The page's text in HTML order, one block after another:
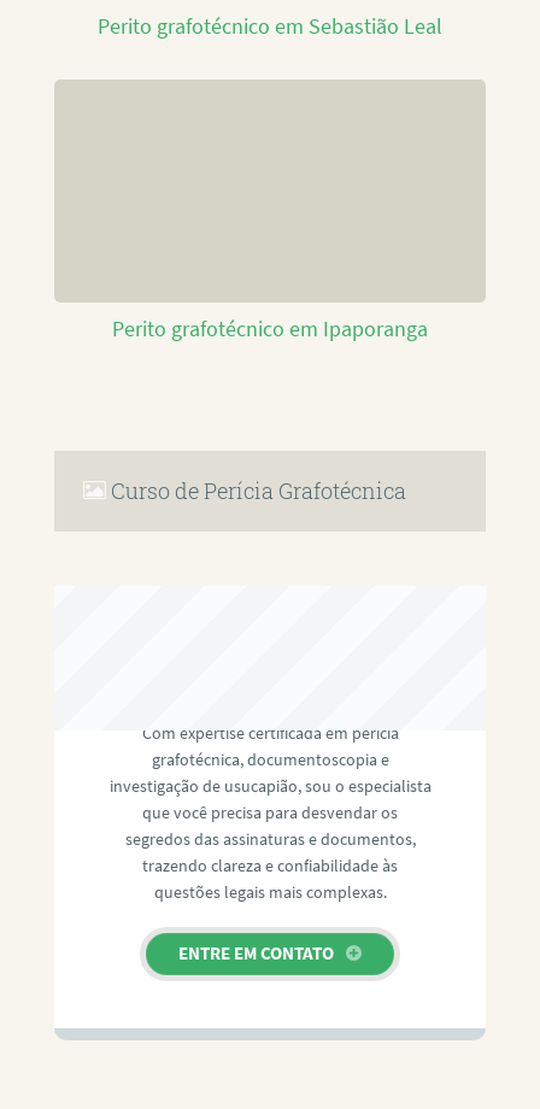
Perito grafotécnico em Sebastião Leal
Perito grafotécnico em Ipaporanga
Curso de Perícia Grafotécnica
Com expertise certificada em perícia
grafotécnica, documentoscopia e
investigação de usucapião, sou o especialista
que você precisa para desvendar os
segredos das assinaturas e documentos,
trazendo clareza e confiabilidade às
questões legais mais complexas.
ENTRE EM CONTATO